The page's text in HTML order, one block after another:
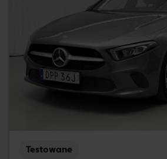
Testowane